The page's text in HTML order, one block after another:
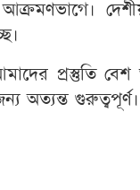
আক্রমণভাগে।
প্রস্তুতি
অত্যন্ত